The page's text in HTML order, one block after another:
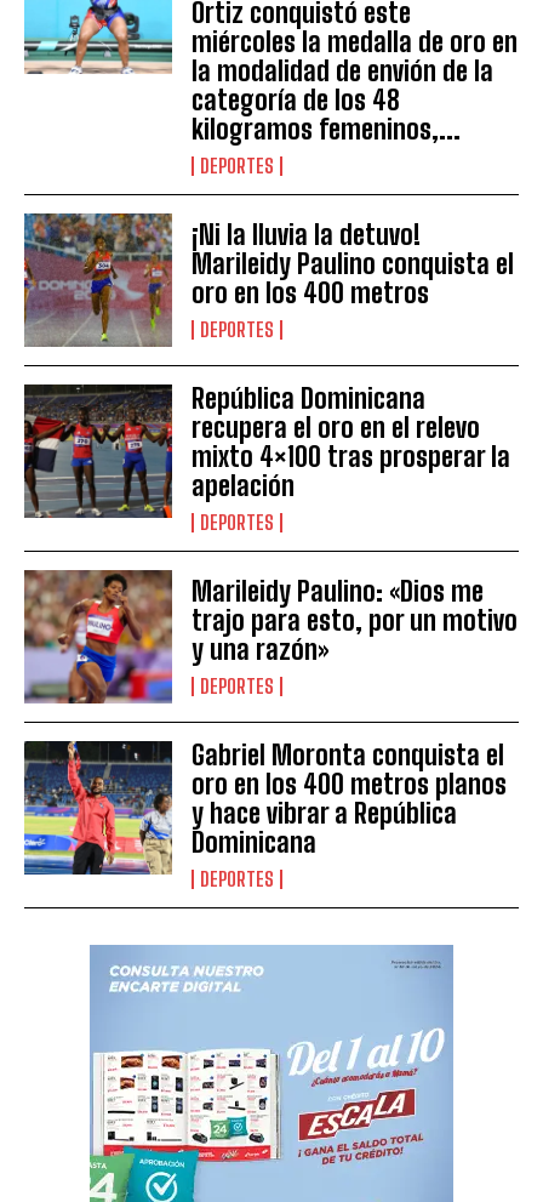
Ortiz conquistó este
miércoles la medalla de oro en
la modalidad de envión de la
categoría de los 48
kilogramos femeninos,...
DEPORTES
¡Ni la lluvia la detuvo!
Marileidy Paulino conquista el
oro en los 400 metros
DEPORTES
República Dominicana
recupera el oro en el relevo
mixto 4×100 tras prosperar la
apelación
DEPORTES
Marileidy Paulino: «Dios me
trajo para esto, por un motivo
y una razón»
DEPORTES
Gabriel Moronta conquista el
oro en los 400 metros planos
y hace vibrar a República
Dominicana
DEPORTES